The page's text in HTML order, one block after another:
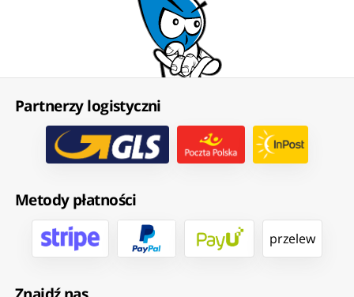
Partnerzy logistyczni
Metody płatności
przelew